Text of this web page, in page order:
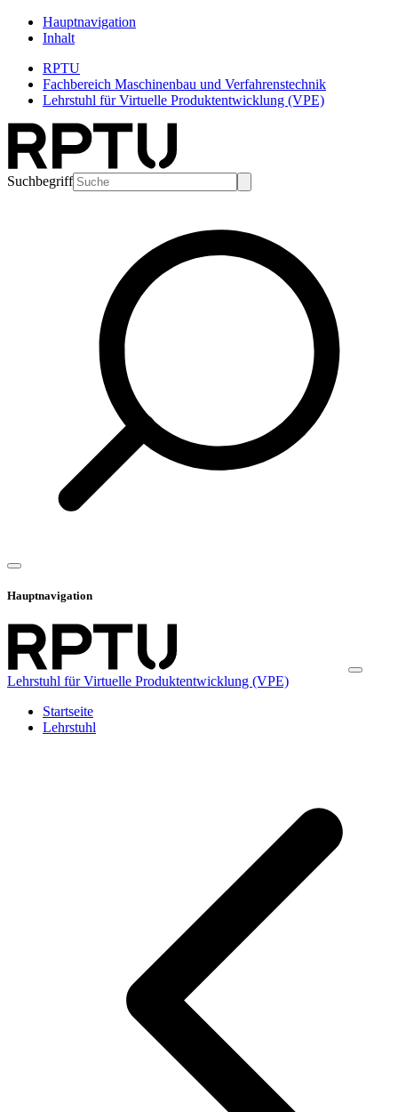
Hauptnavigation
Inhalt
RPTU
Fachbereich Maschinenbau und Verfahrenstechnik
Lehrstuhl für Virtuelle Produktentwicklung (VPE)
Suchbegriff
Hauptnavigation
Lehrstuhl für Virtuelle Produktentwicklung (VPE)
Startseite
Lehrstuhl